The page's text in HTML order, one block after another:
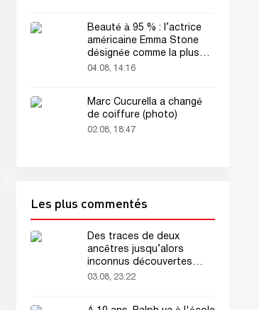
Beauté à 95 % : l’actrice
américaine Emma Stone
désignée comme la plus
belle femme du monde !
04.08, 14:16
Marc Cucurella a changé
de coiffure (photo)
02.08, 18:47
Les plus commentés
Des traces de deux
ancêtres jusqu’alors
inconnus découvertes
dans l’ADN humain
03.08, 23:22